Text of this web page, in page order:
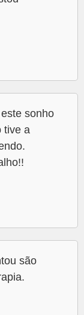
sonho
tive a
são